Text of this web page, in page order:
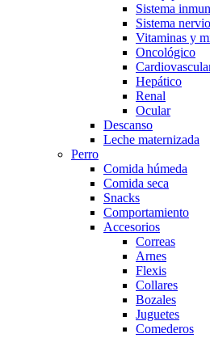
Sistema
Sistema
Vitaminas y
Oncológico
Hepático
Renal
Ocular
Descanso
Leche maternizada
Perro
Comida húmeda
Comida seca
Snacks
Comportamiento
Accesorios
Correas
Arnes
Flexis
Collares
Bozales
Juguetes
Comederos